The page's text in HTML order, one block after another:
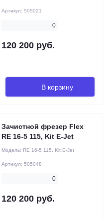
Артикул: 505021
0
120 200 руб.
В корзину
Зачистной фрезер Flex
RE 16-5 115, Kit E-Jet
Модель: RE 16-5 115, Kit E-Jet
Артикул: 505048
0
120 200 руб.